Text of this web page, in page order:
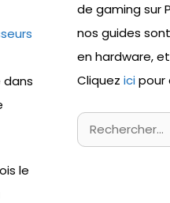
dans
le
de gaming sur
nos guides
en hardware,
Cliquez icipour
Rechercher :